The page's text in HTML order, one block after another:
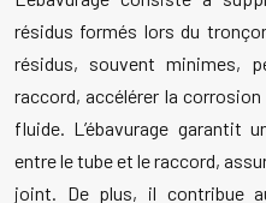
résidus formés lors du
résidus, souvent minimes,
raccord, accélérer la
fluide. L’ébavurage garantit
entre le tube et le raccord,
joint. De plus, il contribue